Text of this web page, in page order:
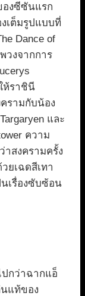
งซีซันแรก
เต็มรูปแบบที่
Dance of
วงจากการ
ห้ราชินี
ครามกับน้อง
และ
ความ
าสงครามครั้ง
ยเฉดสีเทา
นเรื่องซับซ้อน
ปกว่าฉากแอ็
แท้ของ